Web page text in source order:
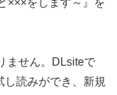
×××をします～』を
ません。DLsiteで
し読みができ、新規